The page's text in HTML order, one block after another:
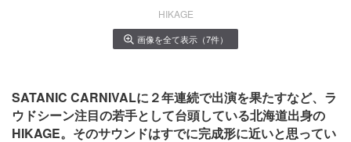
HIKAGE
画像を全て表示（7件）
SATANIC CARNIVALに２年連続で出演を果たすなど、ラ
ウドシーン注目の若手として台頭している北海道出身の
HIKAGE。そのサウンドはすでに完成形に近いと思ってい